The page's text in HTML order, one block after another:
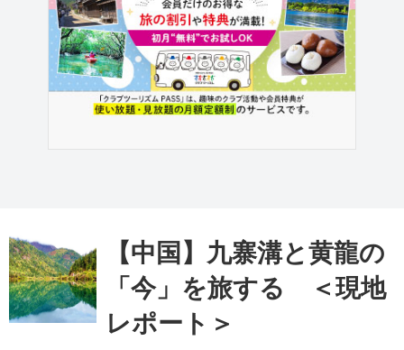
【中国】九寨溝と黄龍の
「今」を旅する ＜現地
レポート＞